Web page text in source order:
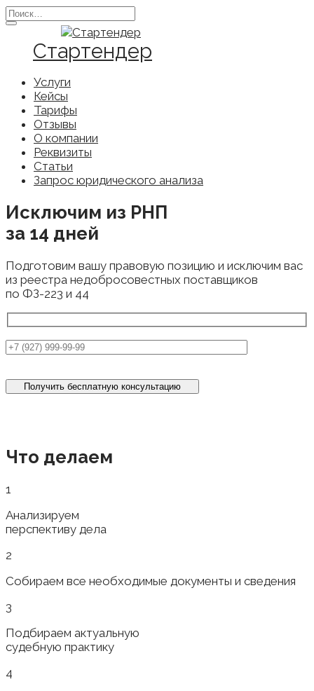
Перейти
к
содержанию
Search
for:
Стартендер
Услуги
Кейсы
Тарифы
Отзывы
О компании
Реквизиты
Статьи
Запрос юридического анализа
Исключим из РНП
за 14 дней
Подготовим вашу правовую позицию и исключим вас
из реестра недобросовестных поставщиков
по ФЗ-223 и 44
Что делаем
1
Анализируем
перспективу дела
2
Собираем все необходимые документы и сведения
3
Подбираем актуальную
судебную практику
4